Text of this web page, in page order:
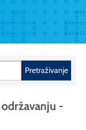
Pretraživanje
-